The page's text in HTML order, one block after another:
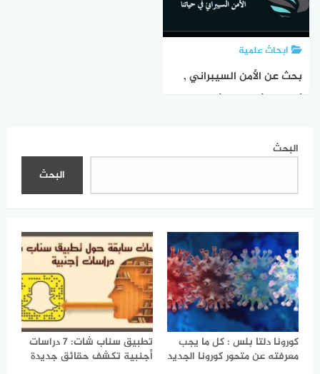
ابحاث علمية
بحث عن الأمن السيبراني ,
البحث
البحث
كورونا دلتا بلس : كل ما يجب
معرفته عن متحور كورونا الجديد
تطبيق سناب شات: 7 دراسات
أجنبية تكشف حقائق جديدة